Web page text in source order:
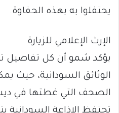
يحتفلوا به بهذه الحفاوة.
الإرث الإعلامي للزيارة
يؤكد شمو أن كل تفاصيل
الوثائق السودانية، حيث
تحتفظ الإذاعة السودانية